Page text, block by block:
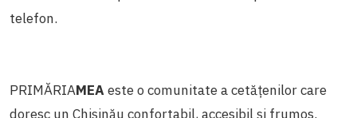
telefon.
PRIMĂRIAMEAeste o comunitate a cetățenilor care
doresc un Chișinău confortabil, accesibil și frumos.